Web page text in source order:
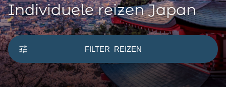
Individuele reizen Japan
FILTER REIZEN